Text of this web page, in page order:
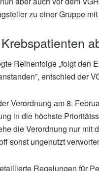
zu einer Gruppe
Reihenfolge „folgt den
entschied der
Verordnung am 8.
in die höchste
die Verordnung nur mit
sonst ungenutzt
Regelungen für